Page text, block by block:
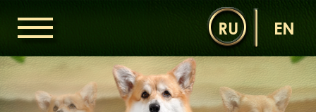
RU EN
ОРДЕН КЕЛЬТІВ